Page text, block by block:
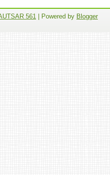
561 | Powered by Blogger